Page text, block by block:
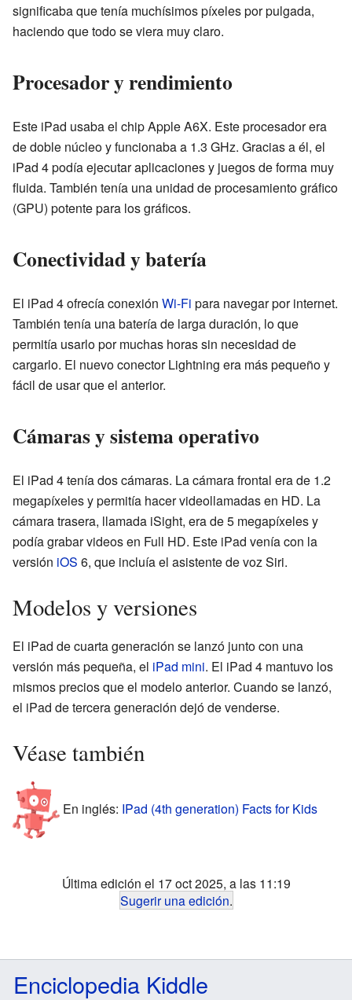
significaba que tenía muchísimos píxeles por pulgada,
haciendo que todo se viera muy claro.
Procesador y rendimiento
Este iPad usaba el chip Apple A6X. Este procesador era
de doble núcleo y funcionaba a 1.3 GHz. Gracias a él, el
iPad 4 podía ejecutar aplicaciones y juegos de forma muy
fluida. También tenía una unidad de procesamiento gráfico
(GPU) potente para los gráficos.
Conectividad y batería
El iPad 4 ofrecía conexión Wi-Fi para navegar por internet.
También tenía una batería de larga duración, lo que
permitía usarlo por muchas horas sin necesidad de
cargarlo. El nuevo conector Lightning era más pequeño y
fácil de usar que el anterior.
Cámaras y sistema operativo
El iPad 4 tenía dos cámaras. La cámara frontal era de 1.2
megapíxeles y permitía hacer videollamadas en HD. La
cámara trasera, llamada iSight, era de 5 megapíxeles y
podía grabar videos en Full HD. Este iPad venía con la
versión iOS 6, que incluía el asistente de voz Siri.
Modelos y versiones
El iPad de cuarta generación se lanzó junto con una
versión más pequeña, el iPad mini. El iPad 4 mantuvo los
mismos precios que el modelo anterior. Cuando se lanzó,
el iPad de tercera generación dejó de venderse.
Véase también
En inglés: IPad (4th generation) Facts for Kids
Última edición el 17 oct 2025, a las 11:19
Sugerir una edición.
Enciclopedia Kiddle